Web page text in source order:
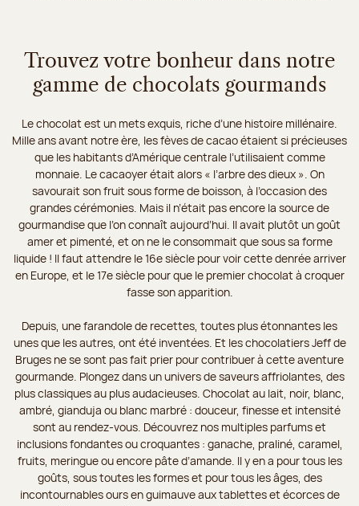
Trouvez votre bonheur dans notre
gamme de chocolats gourmands
Le chocolat est un mets exquis, riche d’une histoire millénaire.
Mille ans avant notre ère, les fèves de cacao étaient si précieuses
que les habitants d’Amérique centrale l’utilisaient comme
monnaie. Le cacaoyer était alors « l’arbre des dieux ». On
savourait son fruit sous forme de boisson, à l’occasion des
grandes cérémonies. Mais il n’était pas encore la source de
gourmandise que l’on connaît aujourd’hui. Il avait plutôt un goût
amer et pimenté, et on ne le consommait que sous sa forme
liquide ! Il faut attendre le 16e siècle pour voir cette denrée arriver
en Europe, et le 17e siècle pour que le premier chocolat à croquer
fasse son apparition.
Depuis, une farandole de recettes, toutes plus étonnantes les
unes que les autres, ont été inventées. Et les chocolatiers Jeff de
Bruges ne se sont pas fait prier pour contribuer à cette aventure
gourmande. Plongez dans un univers de saveurs affriolantes, des
plus classiques au plus audacieuses. Chocolat au lait, noir, blanc,
ambré, gianduja ou blanc marbré : douceur, finesse et intensité
sont au rendez-vous. Découvrez nos multiples parfums et
inclusions fondantes ou croquantes : ganache, praliné, caramel,
fruits, meringue ou encore pâte d’amande. Il y en a pour tous les
goûts, sous toutes les formes et pour tous les âges, des
incontournables ours en guimauve aux tablettes et écorces de